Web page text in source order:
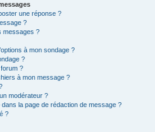
une réponse ?
?
messages ?
à mon sondage ?
?
?
à mon message ?
modérateur ?
la page de rédaction de message ?
?